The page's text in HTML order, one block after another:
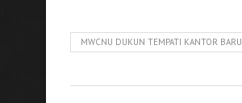
MWCNU DUKUN TEMPATI KANTOR BARU